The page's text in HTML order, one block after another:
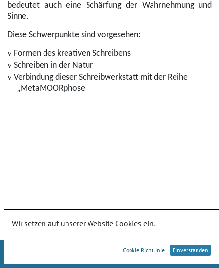
bedeutet auch eine Schärfung der Wahrnehmung und
Sinne.
Diese Schwerpunkte sind vorgesehen:
v Formen des kreativen Schreibens
v Schreiben in der Natur
v Verbindung dieser Schreibwerkstatt mit der Reihe
„MetaMOORphose
Landesamt für Umwelt, Naturschutz und Geologie
Wir setzen auf unserer Website Cookies ein.
Cookie Richtlinie Einverstanden